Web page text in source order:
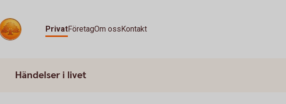
PrivatFöretagOm ossKontakt
Händelser i livet